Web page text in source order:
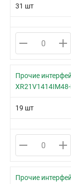
31 шт
Прочие
19 шт
Прочие